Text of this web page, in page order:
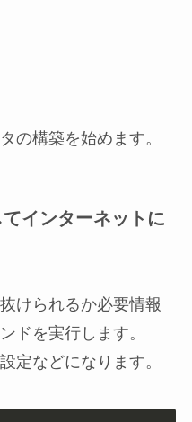
の構築を始めます。
インターネットに
けられるか必要情報
ドを実行します。
定などになります。